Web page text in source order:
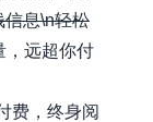
信息\n轻松
，远超你付
费，终身阅